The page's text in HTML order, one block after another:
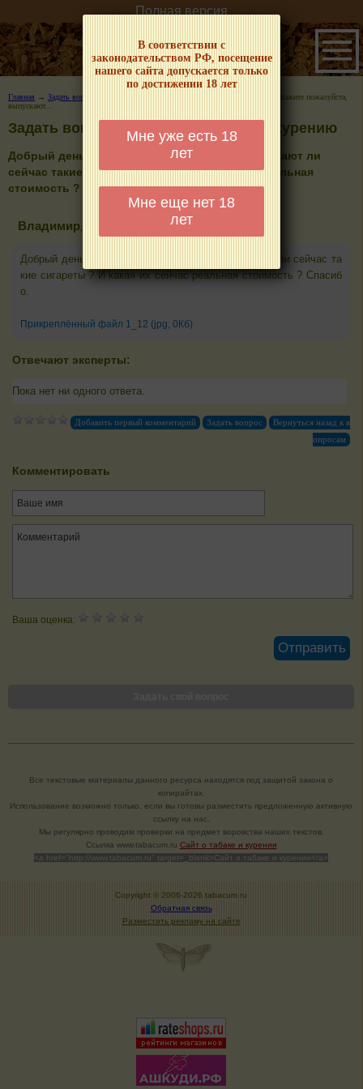
В соответствии с
законодательством РФ, посещение
нашего сайта допускается только
по достижении 18 лет
Мне уже есть 18
лет
Мне еще нет 18
лет
Полная версия
Главная → Задать вопрос эксперту по табаку и курению
→ Добрый день. Подскажите пожалуйста,
выпускают...
Задать вопрос эксперту по табаку и курению
Добрый день. Подскажите пожалуйста, выпускают ли
сейчас такие сигареты ? И какая их сейчас реальная
стоимость ? Спасибо.
Владимир, г. Челябинск 30 апреля 2021, 16:14
Добрый день. Подскажите пожалуйста, выпускают ли сейчас та
кие сигареты ? И какая их сейчас реальная стоимость ? Спасиб
о.
Прикреплённый файл 1_12 (jpg, 0Кб)
Отвечают эксперты:
Пока нет ни одного ответа.
Добавить первый комментарий Задать вопрос
Вернуться назад к в
опросам
Комментировать
Ваша оценка:
Все текстовые материалы данного ресурса находятся под защитой закона о
копирайтах.
Использование возможно только, если вы готовы разместить предложенную активную
ссылку на нас.
Мы регулярно проводим проверки на предмет воровства наших текстов.
Cсылка www.tabacum.ru Сайт о табаке и курении
<a href="http://www.tabacum.ru" target=_blank>Сайт о табаке и курении</a>
Copyright © 2006-2026 tabacum.ru
Обратная связь
Разместить рекламу на сайте